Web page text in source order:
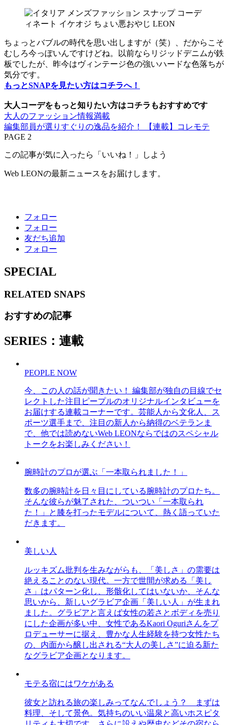
ちょっとバブルの時代を思い出しますが（笑）、だからこそ
むしろ今っぽいんですけどね。以前ならリジッドデニムが鉄
板でしたが、昨今はヴィンテージ色の強いハードな色落ちが
気分です。
もっとSNAPを見たい方はコチラへ！
大人コーデをもっと知りたい方はコチラもおすすめです
大人のファッション情報満載
編集部員が選りすぐりの逸品を紹介！ 【連載】コレモテ
PAGE 2
この記事が気に入ったら「いいね！」しよう
Web LEONの最新ニュースをお届けします。
フォロー
フォロー
友だち追加
フォロー
SPECIAL
RELATED SNAPS
おすすめの記事
SERIES：連載
PEOPLE NOW
今、この人の話が聞きたい！ 編集部が独自の目線でセ
レクトした注目ピープルのオリジナルインタビューを
お届けする連載コーナーです。芸能人から文化人、ス
ポーツ選手まで、注目の新人から納得のベテランま
で、他では読めないWeb LEONならではのスペシャル
トークをお楽しみください！
腕時計のプロが選ぶ「一本取られました！」
数多の腕時計を日々目にしている腕時計のプロたち。
そんな彼らが魅了された、ついつい「一本取られ
た！」と膝を打ったモデルについて、熱く語っていた
だきます。
美しい人
ルッキズム批判を生みながらも、「美しさ」の需要は
絶えることのない現代。一方で世間が求める「美し
さ」はパターン化し、形骸化してはいないか、そんな
思いから、新しいグラビア企画「美しい人」が生まれ
ました。グラビアと言えば女性の若さとボディを売り
にした企画が多い中、女性であるKaori Oguriさんをプ
ロデューサーに据え、豊かな人生経験を持つ女性たち
の、内面から醸し出される“大人の美しさ”に迫る新た
なグラビア企画となります。
モテる宿にはワケがある
彼女と訪れる旅の楽しみってなんでしょう？ まずは
料理、そして景色。気持ちのいい温泉と高いホスピタ